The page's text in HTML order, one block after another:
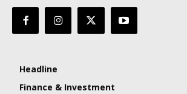
Headline
Finance & Investment